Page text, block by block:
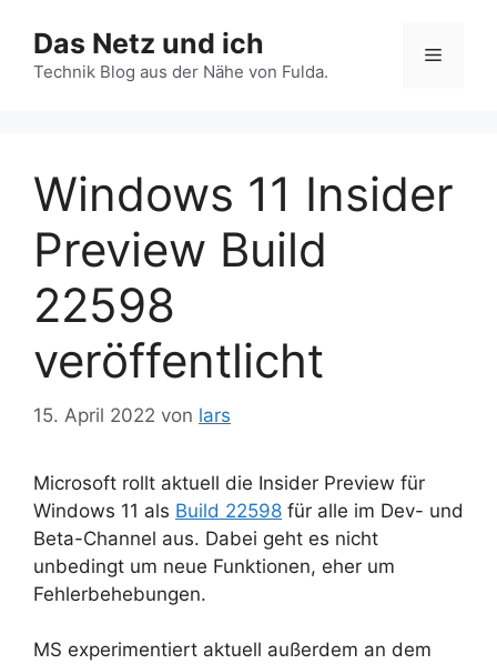
Inhalt
springen
Das Netz und ich
Technik Blog aus der Nähe von Fulda.
Menü
Windows 11 Insider
Preview Build
22598
veröffentlicht
15. April 2022 von lars
Microsoft rollt aktuell die Insider Preview für
Windows 11 als Build 22598 für alle im Dev- und
Beta-Channel aus. Dabei geht es nicht
unbedingt um neue Funktionen, eher um
Fehlerbehebungen.
MS experimentiert aktuell außerdem an dem